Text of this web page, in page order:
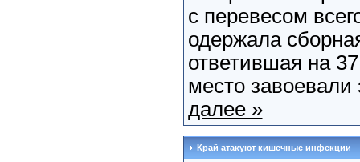
с перевесом
одержала
ответившая на
место завоевали
далее »
Край атакуют кишечные инфекции